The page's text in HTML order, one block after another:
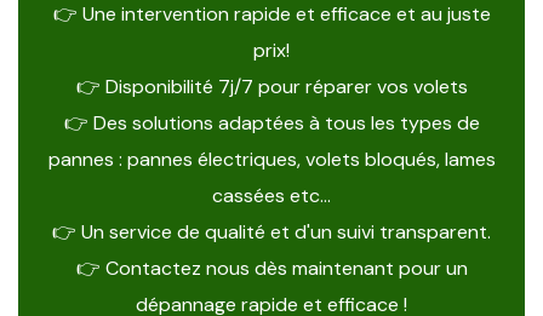
👉 Une intervention rapide et efficace et au juste
prix!
👉 Disponibilité 7j/7 pour réparer vos volets
👉 Des solutions adaptées à tous les types de
pannes : pannes électriques, volets bloqués, lames
cassées etc…
👉 Un service de qualité et d'un suivi transparent.
👉 Contactez nous dès maintenant pour un
dépannage rapide et efficace !